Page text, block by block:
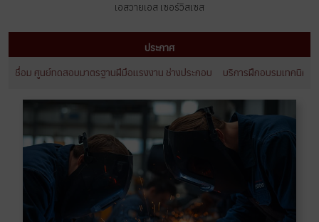
เอสวายเอส เซอร์วิสเซส
ประกาศ
อม ศูนย์ทดสอบมาตรฐานฝีมือเเรงงาน ช่างประกอบ
บริการฝึกอบรมเทคนิคการเ